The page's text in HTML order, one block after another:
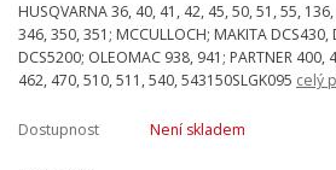
HUSQVARNA 36, 40, 41, 42, 45, 50, 51, 55,
346, 350, 351; MCCULLOCH; MAKITA DCS430,
DCS5200; OLEOMAC 938, 941; PARTNER
462, 470, 510, 511, 540, 543150SLGK095 celý
Dostupnost Není skladem